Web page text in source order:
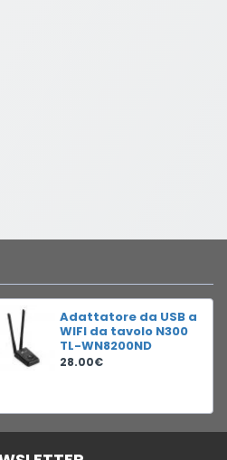
Adattatore da USB a
WIFI da tavolo N300
TL-WN8200ND
28.00€